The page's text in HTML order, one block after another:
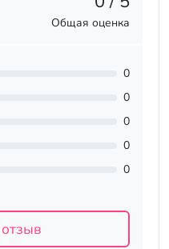
Общая оценка
0
0
0
0
0